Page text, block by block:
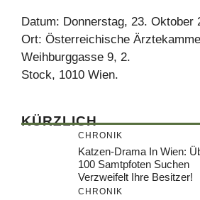
Datum: Donnerstag, 23. Oktober
Ort: Österreichische
Weihburggasse 9, 2.
Stock, 1010 Wien.
KÜRZLICH
CHRONIK
Katzen-Drama In Wien:
100 Samtpfoten Suchen
Verzweifelt Ihre Besitzer!
CHRONIK